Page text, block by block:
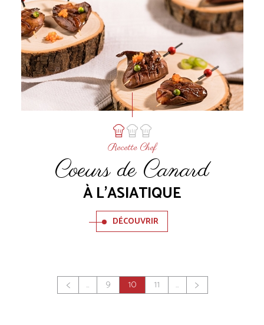
Recette Chef
Coeurs de Canard
À L'ASIATIQUE
DÉCOUVRIR
Pagination … Page
9 Page
10 Page
11 …